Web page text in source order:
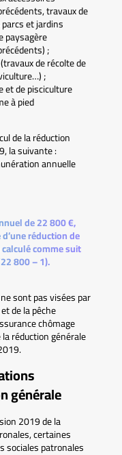
travaux de
et jardins
paysagère
;
de récolte de
;
et de pisciculture
à pied
de la réduction
la suivante :
annuelle
de 22 800 €,
réduction de
comme suit
800 – 1).
sont pas visées par
de la pêche
chômage
réduction générale
générale
2019 de la
certaines
sociales patronales